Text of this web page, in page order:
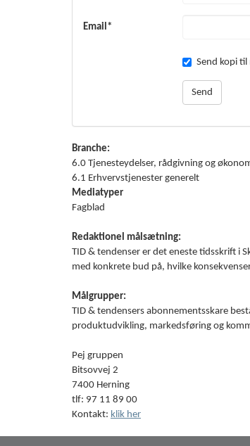
Email*
Send kopi til
Branche:
6.0 Tjenesteydelser, rådgivning og
6.1 Erhvervstjenester generelt
Mediatyper
Fagblad
Redaktionel målsætning:
TID & tendenser er det eneste tidsskrift i
med konkrete bud på, hvilke
Målgrupper:
TID & tendensers abonnementsskare
produktudvikling, markedsføring og
Pej gruppen
Bitsovvej 2
7400 Herning
tlf: 97 11 89 00
Kontakt: klik her